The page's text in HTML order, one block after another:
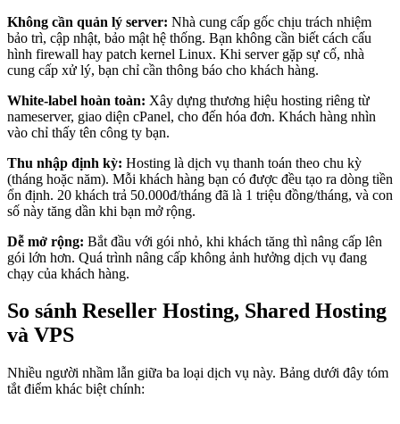
Không cần quản lý server: Nhà cung cấp gốc chịu trách nhiệm
bảo trì, cập nhật, bảo mật hệ thống. Bạn không cần biết cách cấu
hình firewall hay patch kernel Linux. Khi server gặp sự cố, nhà
cung cấp xử lý, bạn chỉ cần thông báo cho khách hàng.
White-label hoàn toàn: Xây dựng thương hiệu hosting riêng từ
nameserver, giao diện cPanel, cho đến hóa đơn. Khách hàng nhìn
vào chỉ thấy tên công ty bạn.
Thu nhập định kỳ: Hosting là dịch vụ thanh toán theo chu kỳ
(tháng hoặc năm). Mỗi khách hàng bạn có được đều tạo ra dòng tiền
ổn định. 20 khách trả 50.000đ/tháng đã là 1 triệu đồng/tháng, và con
số này tăng dần khi bạn mở rộng.
Dễ mở rộng: Bắt đầu với gói nhỏ, khi khách tăng thì nâng cấp lên
gói lớn hơn. Quá trình nâng cấp không ảnh hưởng dịch vụ đang
chạy của khách hàng.
So sánh Reseller Hosting, Shared Hosting
và VPS
Nhiều người nhầm lẫn giữa ba loại dịch vụ này. Bảng dưới đây tóm
tắt điểm khác biệt chính: